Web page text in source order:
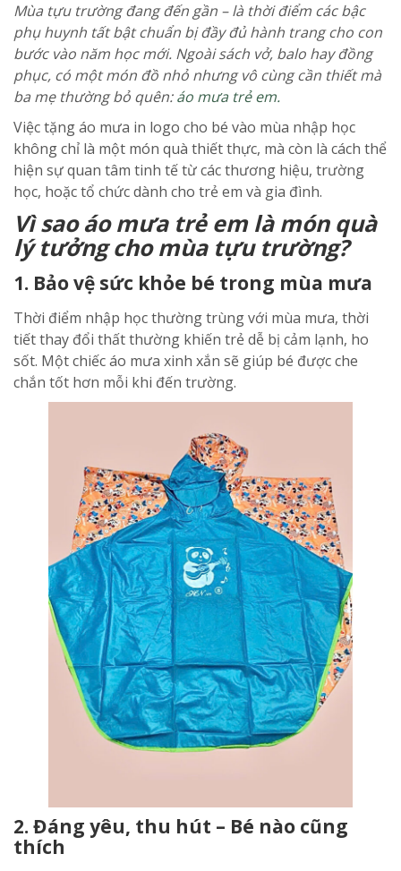
Mùa tựu trường đang đến gần – là thời điểm các bậc
phụ huynh tất bật chuẩn bị đầy đủ hành trang cho con
bước vào năm học mới. Ngoài sách vở, balo hay đồng
phục, có một món đồ nhỏ nhưng vô cùng cần thiết mà
ba mẹ thường bỏ quên:áo mưa trẻ em.
Việc tặng áo mưa in logo cho bé vào mùa nhập học
không chỉ là một món quà thiết thực, mà còn là cách thể
hiện sự quan tâm tinh tế từ các thương hiệu, trường
học, hoặc tổ chức dành cho trẻ em và gia đình.
Vì sao áo mưa trẻ em là món quà
lý tưởng cho mùa tựu trường?
1. Bảo vệ sức khỏe bé trong mùa mưa
Thời điểm nhập học thường trùng với mùa mưa, thời
tiết thay đổi thất thường khiến trẻ dễ bị cảm lạnh, ho
sốt. Một chiếc áo mưa xinh xắn sẽ giúp bé được che
chắn tốt hơn mỗi khi đến trường.
2. Đáng yêu, thu hút – Bé nào cũng
thích